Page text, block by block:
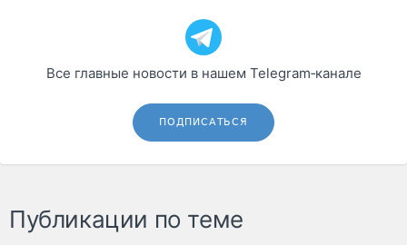
Все главные новости в нашем Telegram‑канале
ПОДПИСАТЬСЯ
Публикации по теме